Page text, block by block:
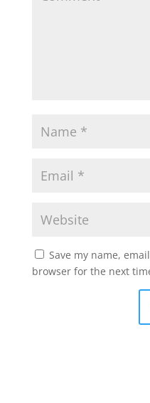
Save my name,
browser for the next